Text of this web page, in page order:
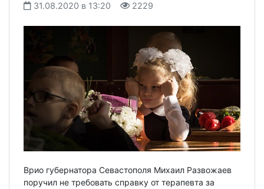
31.08.2020 в 13:20 2229
Врио губернатора Севастополя Михаил Развожаев
поручил не требовать справку от терапевта за